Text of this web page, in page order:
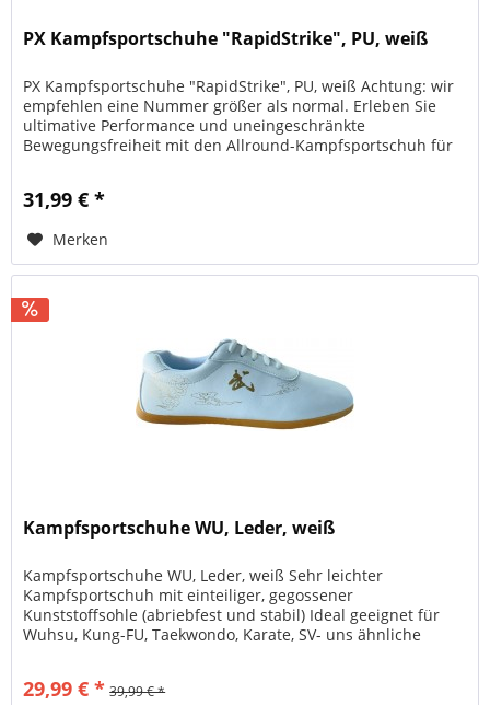
PX Kampfsportschuhe "RapidStrike", PU, weiß
PX Kampfsportschuhe "RapidStrike", PU, weiß Achtung: wir
empfehlen eine Nummer größer als normal. Erleben Sie
ultimative Performance und uneingeschränkte
Bewegungsfreiheit mit den Allround-Kampfsportschuh für
31,99 € *
Merken
Kampfsportschuhe WU, Leder, weiß
Kampfsportschuhe WU, Leder, weiß Sehr leichter
Kampfsportschuh mit einteiliger, gegossener
Kunststoffsohle (abriebfest und stabil) Ideal geeignet für
Wuhsu, Kung-FU, Taekwondo, Karate, SV- uns ähnliche
29,99 € * 39,99 € *